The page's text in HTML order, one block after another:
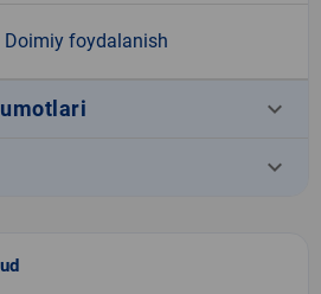
Doimiy foydalanish
keyboard_arrow_down
keyboard_arrow_down